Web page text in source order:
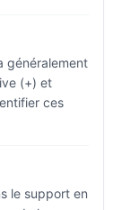
généralement
(+) et
ces
le support en